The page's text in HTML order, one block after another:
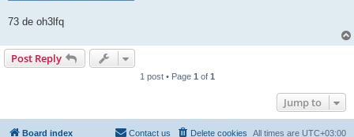
73 de oh3lfq
Post Reply
1 post • Page 1 of 1
Jump to
Board index All times are UTC+03:00
Delete cookies
Contact us